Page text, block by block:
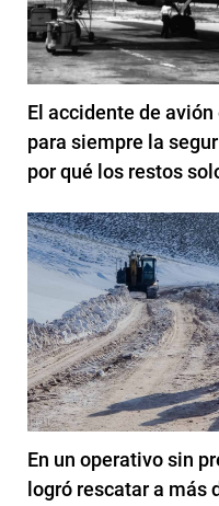
El accidente de
para siempre la
por qué los restos
En un operativo sin
logró rescatar a más